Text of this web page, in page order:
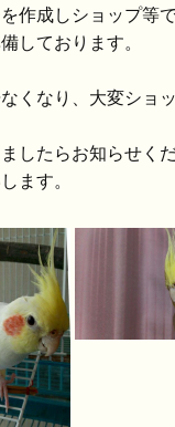
作成しショップ等
しております。
くなり、大変ショ
したらお知らせくだ
ます。